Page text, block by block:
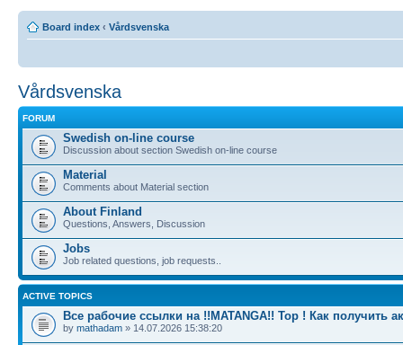
Board index ‹ Vårdsvenska
Vårdsvenska
FORUM
Swedish on-line course
Discussion about section Swedish on-line course
Material
Comments about Material section
About Finland
Questions, Answers, Discussion
Jobs
Job related questions, job requests..
ACTIVE TOPICS
Все рабочие ссылки на !!MATANGA!! Тор ! Как получить
by mathadam » 14.07.2026 15:38:20